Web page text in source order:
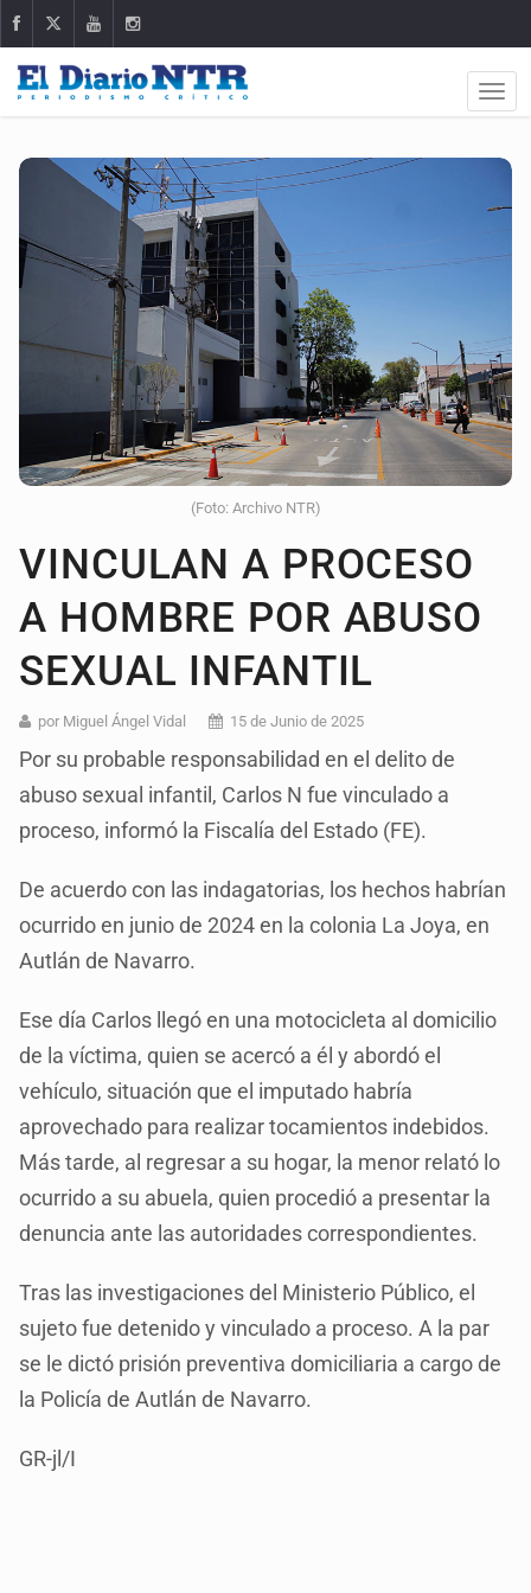
(Foto: Archivo NTR)
VINCULAN A PROCESO
A HOMBRE POR ABUSO
SEXUAL INFANTIL
por Miguel Ángel Vidal 15 de Junio de 2025
Por su probable responsabilidad en el delito de
abuso sexual infantil, Carlos N fue vinculado a
proceso, informó la Fiscalía del Estado (FE).
De acuerdo con las indagatorias, los hechos habrían
ocurrido en junio de 2024 en la colonia La Joya, en
Autlán de Navarro.
Ese día Carlos llegó en una motocicleta al domicilio
de la víctima, quien se acercó a él y abordó el
vehículo, situación que el imputado habría
aprovechado para realizar tocamientos indebidos.
Más tarde, al regresar a su hogar, la menor relató lo
ocurrido a su abuela, quien procedió a presentar la
denuncia ante las autoridades correspondientes.
Tras las investigaciones del Ministerio Público, el
sujeto fue detenido y vinculado a proceso. A la par
se le dictó prisión preventiva domiciliaria a cargo de
la Policía de Autlán de Navarro.
GR-jl/I